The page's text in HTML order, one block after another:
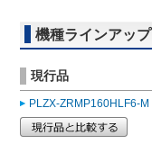
機種ラインアップ
現行品
PLZX-ZRMP160HLF6-M